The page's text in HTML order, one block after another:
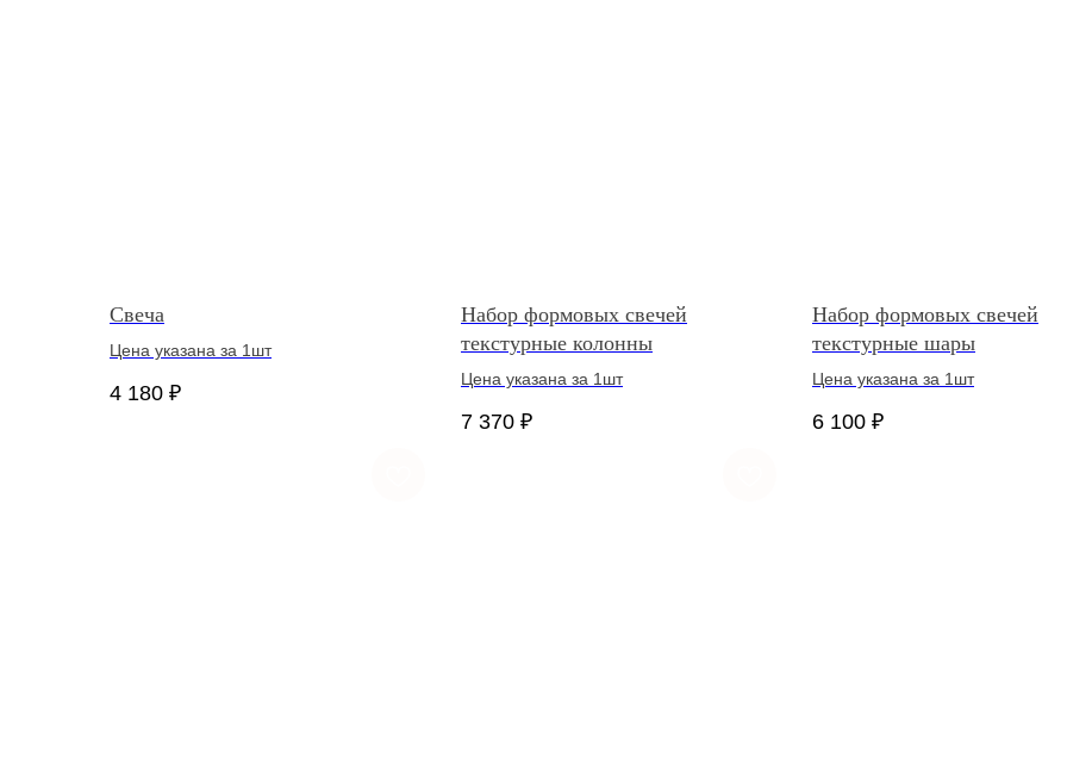
Свеча
Цена указана за 1шт
4 180 ₽
Набор формовых свечей
текстурные колонны
Цена указана за 1шт
7 370 ₽
Набор формовых свечей
текстурные шары
Цена указана за 1шт
6 100 ₽